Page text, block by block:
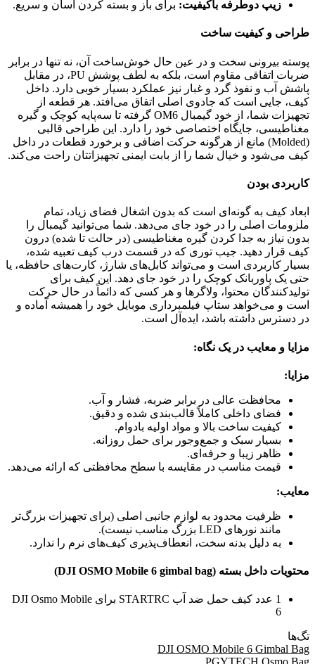
زیپ دوطرفه باکیفیت: برای باز و بسته کردن آسان و سریع.
طراحی و کیفیت ساخت
پوسته بیرونی سخت و در عین حال خوش‌ساخت آن، نه تنها در برابر
ضربات اتفاقی مقاوم است، بلکه به لطف پوشش PU، در مقابل
پاشش آب و نفوذ گرد و غبار نیز عملکرد بسیار خوبی دارد. داخل
کیف، جایی است که جادوی اصلی اتفاق می‌افتد. هر قطعه از
تجهیزات شما، از خود گیمبال OM6 گرفته تا سه‌پایه کوچک و گیره
مغناطیسی، جایگاه اختصاصی خود را دارد. این طراحی قالبی
(Molded) مانع از هرگونه حرکت اضافی و برخورد قطعات در داخل
کیف می‌شود و خیال شما را از بابت ایمنی تجهیزاتتان راحت می‌کند.
کاربردی بودن
ابعاد کیف به گونه‌ای است که بدون اشغال فضای زیاد، تمام
ملزومات اصلی را در خود جای می‌دهد. شما می‌توانید گیمبال را
بدون نیاز به جدا کردن گیره مغناطیسی (در حالت تا شده) درون
کیف قرار دهید. جیب توری که در قسمت درب کیف تعبیه شده،
بسیار کاربردی است و می‌تواند کابل‌های شارژ، کارت‌های حافظه، یا
حتی یک پاوربانک کوچک را در خود جای دهد. این کیف برای
تولیدکنندگان محتوا، ولاگرها و هر کسی که دائماً در حال حرکت
است و می‌خواهد ستاپ فیلمبرداری موبایل خود را همیشه آماده و
در دسترس داشته باشد، ایده‌آل است.
مزایا و معایب در یک نگاه:
مزایا:
محافظت عالی در برابر ضربه، فشار و آب.
فضای داخلی کاملاً قالب‌بندی شده و دقیق.
کیفیت ساخت بالا و مواد اولیه بادوام.
بسیار سبک و جمع‌وجور برای حمل روزانه.
ظاهر زیبا و حرفه‌ای.
قیمت مناسب در مقایسه با سطح محافظتی که ارائه می‌دهد.
معایب:
ظرفیت محدود به لوازم جانبی اصلی (برای تجهیزات بزرگ‌تر
مانند نورهای LED بزرگ مناسب نیست).
به دلیل بدنه سخت، انعطاف‌پذیری کیف‌های نرم را ندارد.
محتویات داخل بسته (DJI OSMO Mobile 6 gimbal bag )
1 عدد کیف حمل ضد آب STARTRC برای DJI Osmo Mobile
6
تگ‌ها
DJI OSMO Mobile 6 Gimbal Bag